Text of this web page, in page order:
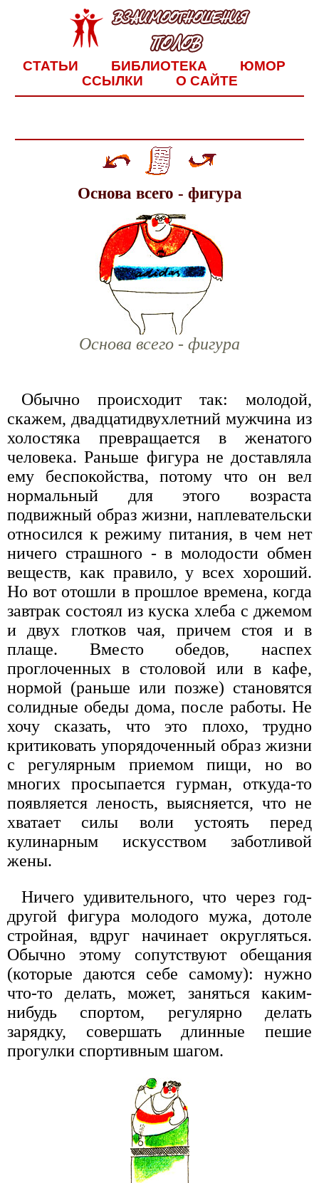
СТАТЬИ БИБЛИОТЕКА
ЮМОР
ССЫЛКИ
О САЙТЕ
Основа всего - фигура
Основа всего - фигура
Обычно происходит так: молодой,
скажем, двадцатидвухлетний мужчина из
холостяка превращается в женатого
человека. Раньше фигура не доставляла
ему беспокойства, потому что он вел
нормальный для этого возраста
подвижный образ жизни, наплевательски
относился к режиму питания, в чем нет
ничего страшного - в молодости обмен
веществ, как правило, у всех хороший.
Но вот отошли в прошлое времена, когда
завтрак состоял из куска хлеба с джемом
и двух глотков чая, причем стоя и в
плаще. Вместо обедов, наспех
проглоченных в столовой или в кафе,
нормой (раньше или позже) становятся
солидные обеды дома, после работы. Не
хочу сказать, что это плохо, трудно
критиковать упорядоченный образ жизни
с регулярным приемом пищи, но во
многих просыпается гурман, откуда-то
появляется леность, выясняется, что не
хватает силы воли устоять перед
кулинарным искусством заботливой
жены.
Ничего удивительного, что через год-
другой фигура молодого мужа, дотоле
стройная, вдруг начинает округляться.
Обычно этому сопутствуют обещания
(которые даются себе самому): нужно
что-то делать, может, заняться каким-
нибудь спортом, регулярно делать
зарядку, совершать длинные пешие
прогулки спортивным шагом.